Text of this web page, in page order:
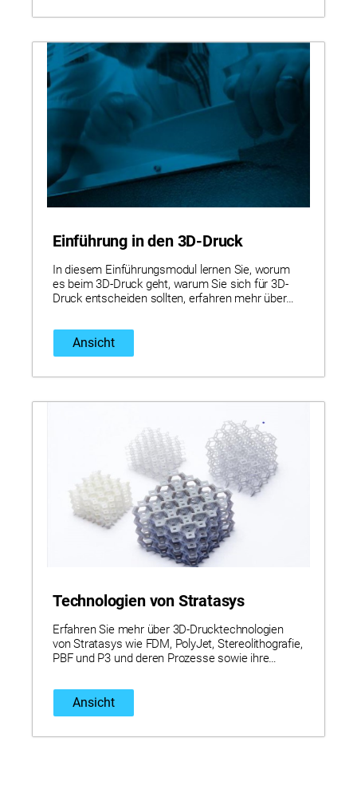
Einführung in den 3D-Druck
In diesem Einführungsmodul lernen Sie, worum
es beim 3D-Druck geht, warum Sie sich für 3D-
Druck entscheiden sollten, erfahren mehr über
Überblick über Stratasys und seine einzigartigen
Lösungen.
Ansicht
Technologien von Stratasys
Erfahren Sie mehr über 3D-Drucktechnologien
von Stratasys wie FDM, PolyJet, Stereolithografie,
PBF und P3 und deren Prozesse sowie ihre
Ansicht